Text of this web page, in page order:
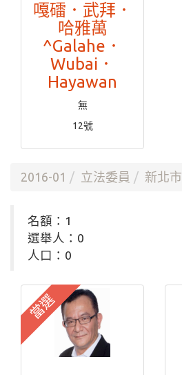
嘎礌．武拜．
哈雅萬
^Galahe．
Wubai．
Hayawan
無
12號
2016-01 立法委員 新北市
名額：1
選舉人：0
人口：0
當選